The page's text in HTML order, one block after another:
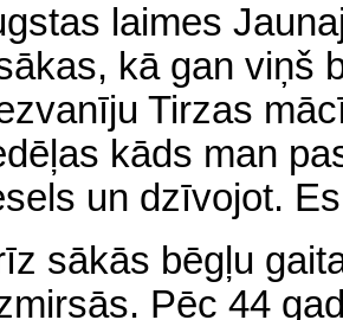
laimes
kā gan viņš
Tirzas
kāds man
un dzīvojot.
sākās bēgļu
Pēc 44